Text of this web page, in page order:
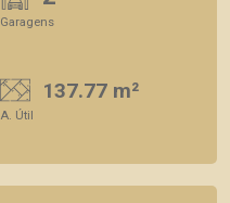
Garagens
137.77 m²
A. Útil